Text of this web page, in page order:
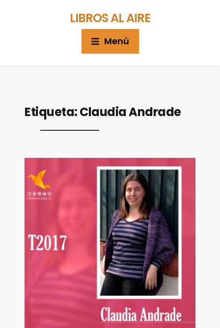
LIBROS AL AIRE
Menú
Etiqueta:Claudia Andrade